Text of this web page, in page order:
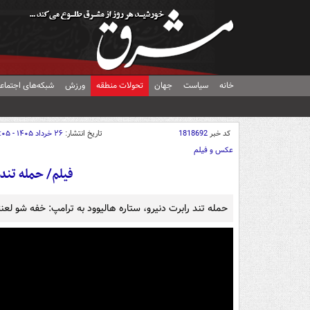
خانه سیاست جهان تحولات منطقه ورزش شبکه‌های
کد خبر1818692 تاریخ انتشار: ۲۶ خرداد ۱۴۰۵ - ۰۴:۰۵
عکس و فیلم
فیلم/ حمله
حمله تند رابرت دنیرو، ستاره هالیوود به ترامپ: خفه شو